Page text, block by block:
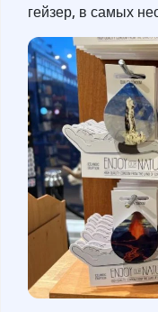
гейзер, в самых